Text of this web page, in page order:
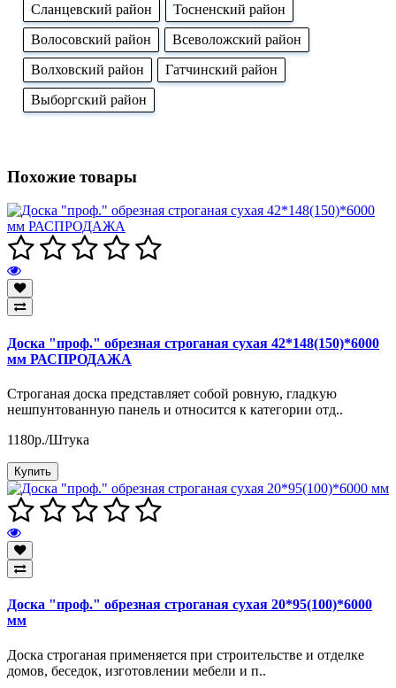
Сланцевский район
Тосненский район
Волосовский район
Всеволожский район
Волховский район
Гатчинский район
Выборгский район
Похожие товары
Доска "проф." обрезная строганая сухая 42*148(150)*6000
мм РАСПРОДАЖА
Строганая доска представляет собой ровную, гладкую
нешпунтованную панель и относится к категории отд..
1180р./Штука
Купить
Доска "проф." обрезная строганая сухая 20*95(100)*6000
мм
Доска строганая применяется при строительстве и отделке
домов, беседок, изготовлении мебели и п..